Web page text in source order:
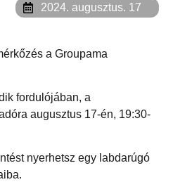
2024. augusztus. 17
a Groupama
fordulójában, a
augusztus 17-én, 19:30-
nyerhetsz egy labdarúgó